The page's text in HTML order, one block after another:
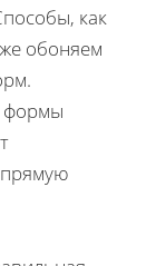
как
обоняем
формы